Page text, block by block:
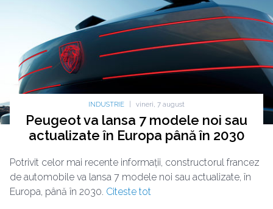
INDUSTRIE vineri, 7 august
Peugeot va lansa 7 modele noi sau
actualizate în Europa până în 2030
Potrivit celor mai recente informații, constructorul francez
de automobile va lansa 7 modele noi sau actualizate, în
Europa, până în 2030. Citeste tot